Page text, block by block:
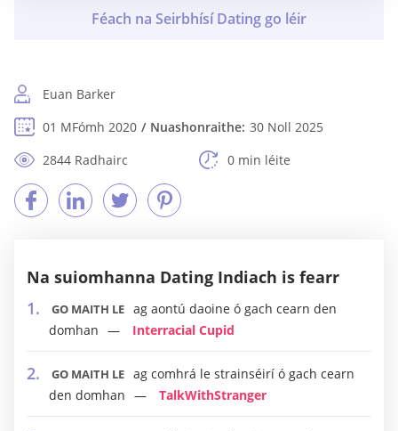
Euan Barker
01 MFómh 2020
Nuashonraithe: 30 Noll 2025
2844 Radhairc
0 min léite
Na suiomhanna Dating Indiach is fearr
GO MAITH LE ag aontú daoine ó gach cearn den
domhan
Interracial Cupid
GO MAITH LE ag comhrá le strainséirí ó gach cearn
den domhan
TalkWithStranger